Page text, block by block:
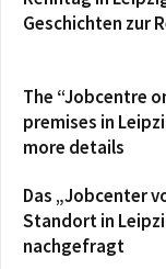
Geschichten zur
The “Jobcentre
premises in
more details
Das „Jobcenter
Standort in
nachgefragt